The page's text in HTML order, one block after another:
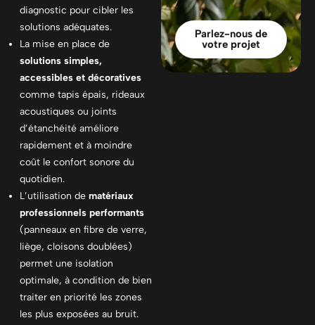
diagnostic pour cibler les
solutions adéquates.
La mise en place de
solutions simples,
accessibles et décoratives
comme tapis épais, rideaux
acoustiques ou joints
d’étanchéité améliore
rapidement et à moindre
coût le confort sonore du
quotidien.
L’utilisation de matériaux
professionnels performants
(panneaux en fibre de verre,
liège, cloisons doublées)
permet une isolation
optimale, à condition de bien
traiter en priorité les zones
les plus exposées au bruit.
Parlez-nous de
votre projet